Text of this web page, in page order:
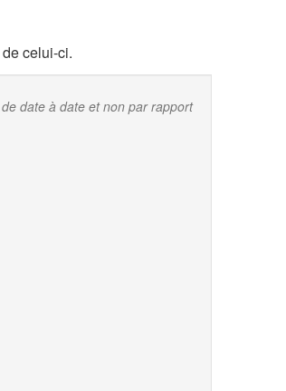
celui-ci.
date à date et non par rapport